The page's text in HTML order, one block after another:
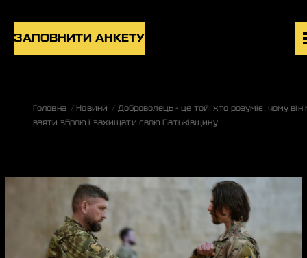
ЗАПОВНИТИ АНКЕТУ
ПІДРОЗДІЛИ
UK EN
Головна Новини
Доброволець – це той, хто розуміє, чому він
взяти зброю і захищати свою Батьківщину